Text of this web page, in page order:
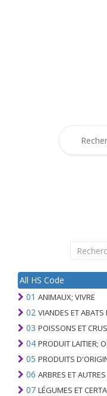
All HS Code
01 ANIMAUX; VIVRE
02 VIANDES ET ABATS
03 POISSONS ET
04 PRODUIT LAITIER; OEUFS D'OISEAUX; MIEL
05 PRODUITS D'ORIGINE
06 ARBRES ET AUTRES PLANTES, VIVANTS;
07 LÉGUMES ET